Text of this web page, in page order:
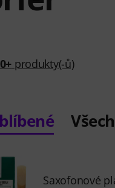
produkty(-ů)
Saxofonové